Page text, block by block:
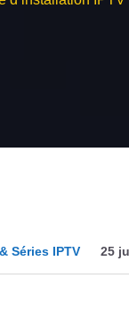
Séries IPTV 25